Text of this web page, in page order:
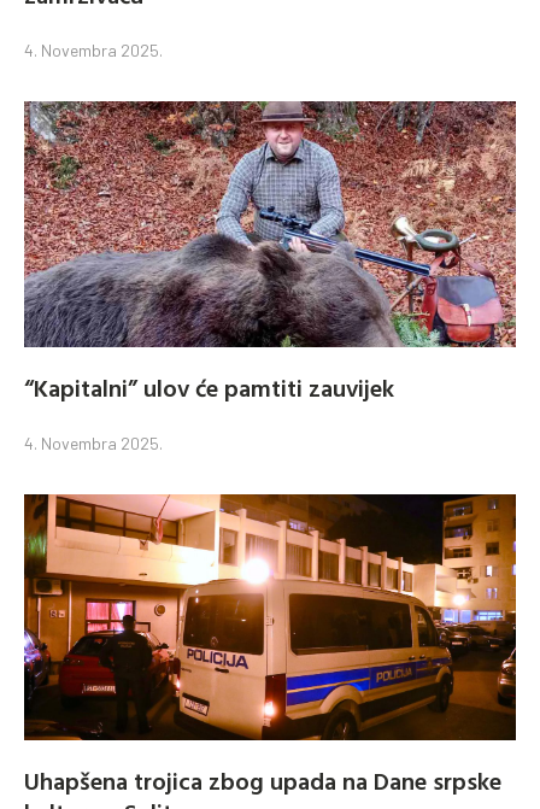
4. Novembra 2025.
“Kapitalni” ulov će pamtiti zauvijek
4. Novembra 2025.
Uhapšena trojica zbog upada na Dane srpske